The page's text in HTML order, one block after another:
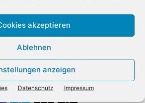
akzeptieren
Ablehnen
anzeigen
Datenschutz Impressum
dass bei der Übertragung
Rechnungen und Verträge zugreifen
ihnen haben Bedenken, dass die
beim Versand verloren gehen